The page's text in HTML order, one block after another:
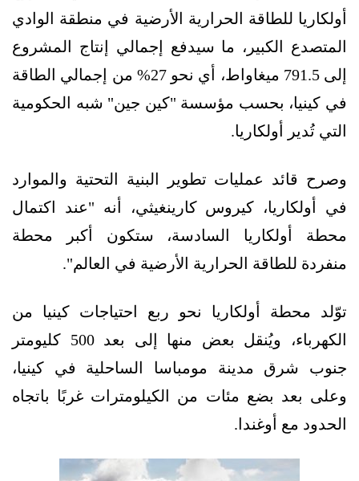
أولكاريا للطاقة الحرارية الأرضية في منطقة الوادي
المتصدع الكبير، ما سيدفع إجمالي إنتاج المشروع
إلى 791.5 ميغاواط، أي نحو 27% من إجمالي الطاقة
في كينيا، بحسب مؤسسة "كين جين" شبه الحكومية
التي تُدير أولكاريا.
وصرح قائد عمليات تطوير البنية التحتية والموارد
في أولكاريا، كيروس كارينغيثي، أنه "عند اكتمال
محطة أولكاريا السادسة، ستكون أكبر محطة
منفردة للطاقة الحرارية الأرضية في العالم".
توّلد محطة أولكاريا نحو ربع احتياجات كينيا من
الكهرباء، ويُنقل بعض منها إلى بعد 500 كليومتر
جنوب شرق مدينة مومباسا الساحلية في كينيا،
وعلى بعد بضع مئات من الكيلومترات غربًا باتجاه
الحدود مع أوغندا.